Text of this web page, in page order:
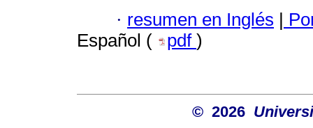
· resumen en Inglés |
Español (
pdf )
© 2026